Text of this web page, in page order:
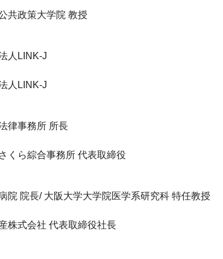
共政策大学院 教授
人LINK-J
人LINK-J
律事務所 所長
くら綜合事務所 代表取締役
院 院長/ 大阪大学大学院医学系研究科 特任教授
株式会社 代表取締役社長